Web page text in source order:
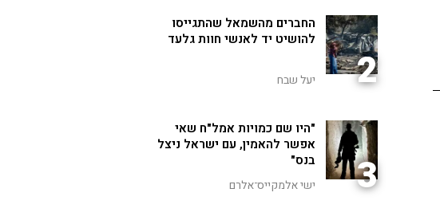
2
החברים מהשמאל שהתגייסו
להושיט יד לאנשי חוות גלעד
יעל שבח
3
"היו שם כמויות אמל"ח שאי
אפשר להאמין, עם ישראל ניצל
בנס"
ישי אלמקייס־אלרם